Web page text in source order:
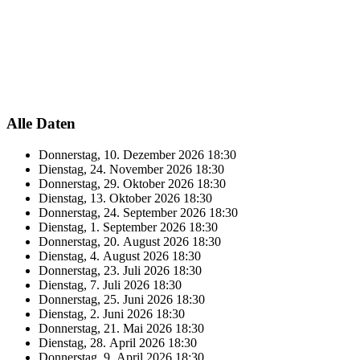
Alle Daten
Donnerstag, 10. Dezember 2026 18:30
Dienstag, 24. November 2026 18:30
Donnerstag, 29. Oktober 2026 18:30
Dienstag, 13. Oktober 2026 18:30
Donnerstag, 24. September 2026 18:30
Dienstag, 1. September 2026 18:30
Donnerstag, 20. August 2026 18:30
Dienstag, 4. August 2026 18:30
Donnerstag, 23. Juli 2026 18:30
Dienstag, 7. Juli 2026 18:30
Donnerstag, 25. Juni 2026 18:30
Dienstag, 2. Juni 2026 18:30
Donnerstag, 21. Mai 2026 18:30
Dienstag, 28. April 2026 18:30
Donnerstag, 9. April 2026 18:30